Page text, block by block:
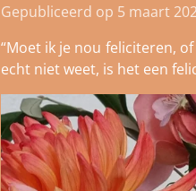
Gepubliceerd op 5 maart
“Moet ik je nou feliciteren,
echt niet weet, is het een